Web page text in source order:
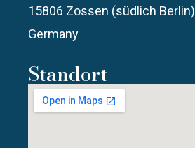
15806 Zossen (südlich Berlin)
Germany
Standort